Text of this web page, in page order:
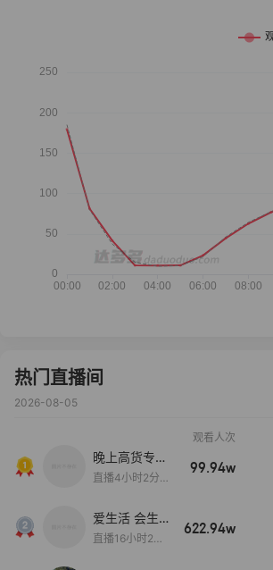
热门直播间
2026-08-05
观看人次
晚上高货专场
大放漏
直播4小时2分5
99.94w
爱生活 会生
活
直播16小时24
622.94w